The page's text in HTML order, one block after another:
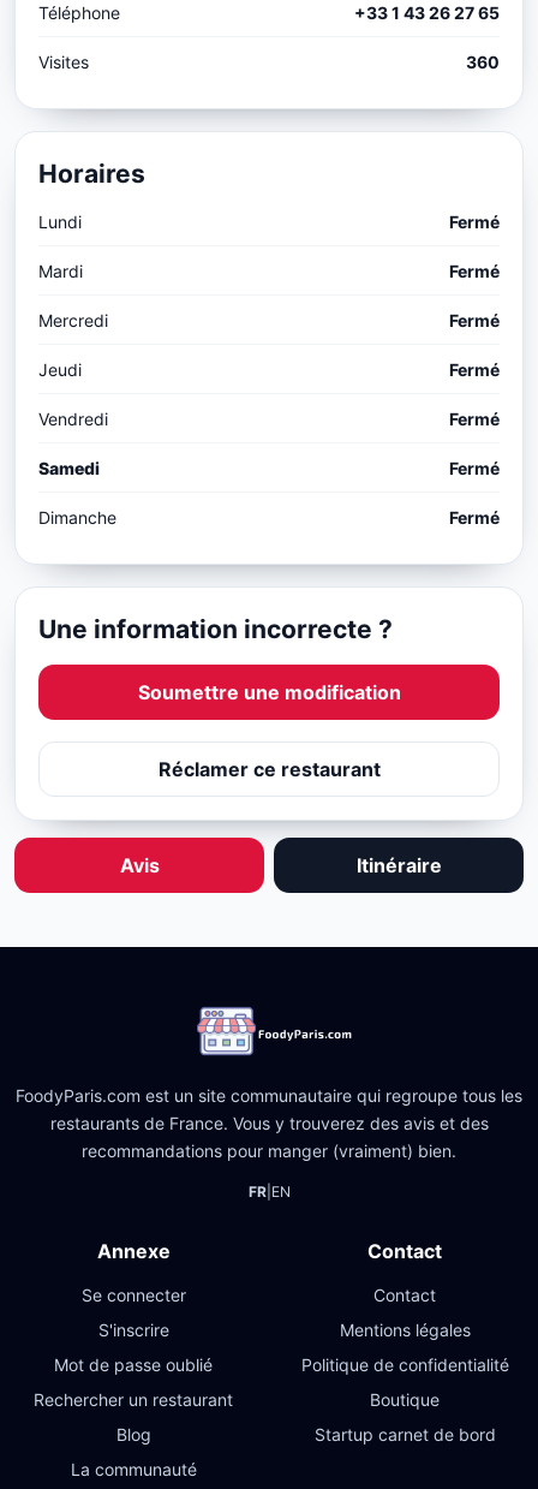
Téléphone +33 1 43 26 27 65
Visites 360
Horaires
Lundi Fermé
Mardi Fermé
Mercredi Fermé
Jeudi Fermé
Vendredi Fermé
Samedi Fermé
Dimanche Fermé
Une information incorrecte ?
Soumettre une modification
Réclamer ce restaurant
Avis Itinéraire
FoodyParis.com est un site communautaire qui regroupe tous les
restaurants de France. Vous y trouverez des avis et des
recommandations pour manger (vraiment) bien.
FR| EN
Annexe
Se connecter
S'inscrire
Mot de passe oublié
Rechercher un restaurant
Blog
La communauté
Contact
Contact
Mentions légales
Politique de confidentialité
Boutique
Startup carnet de bord